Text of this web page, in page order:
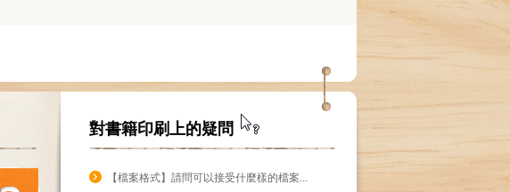
對書籍印刷上的疑問
【檔案格式】請問可以接受什麼樣的檔案...